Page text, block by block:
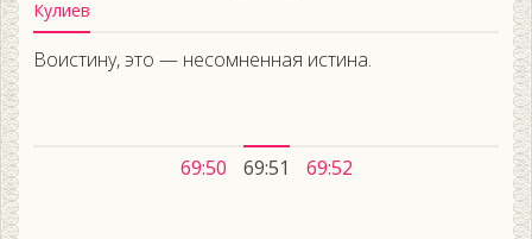
Кулиев
Воистину, это — несомненная истина.
69:50 69:51 69:52